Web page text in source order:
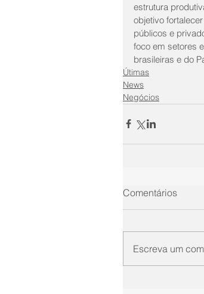
estrutura
objetivo
públicos e
foco em setores
brasileiras e do
Útimas
News
Negócios
Comentários
Escreva um